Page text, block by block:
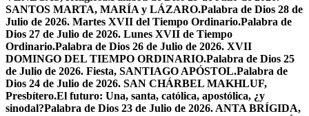
SANTOS MARTA, MARÍA y LÁZARO.Palabra de Dios 28 de
Julio de 2026. Martes XVII del Tiempo Ordinario.Palabra de
Dios 27 de Julio de 2026. Lunes XVII de Tiempo
Ordinario.Palabra de Dios 26 de Julio de 2026. XVII
DOMINGO DEL TIEMPO ORDINARIO.Palabra de Dios 25
de Julio de 2026. Fiesta, SANTIAGO APÓSTOL.Palabra de
Dios 24 de Julio de 2026. SAN CHÁRBEL MAKHLUF,
Presbítero.El futuro: Una, santa, católica, apostólica, ¿y
sinodal?Palabra de Dios 23 de Julio de 2026. ANTA BRÍGIDA,